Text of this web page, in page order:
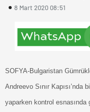
8 Mart 2020 08:51
SOFYA-Bulgaristan
Andreevo Sınır
yaparken kontrol